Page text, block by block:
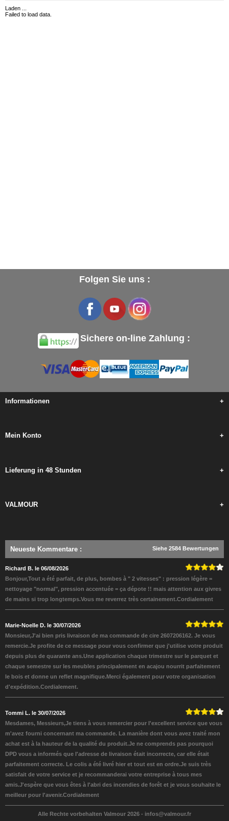
Laden ...
Failed to load data.
Folgen Sie uns :
Sichere on-line Zahlung :
Informationen +
Mein Konto +
Lieferung in 48 Stunden +
VALMOUR +
Neueste Kommentare : Siehe 2584 Bewertungen
Richard B. le 06/08/2026
Bonjour,Tout a été parfait, de plus, bombes à " 2 vitesses" : pression légère =
nettoyage "normal", pression accentuée = ça dépote !! mais attention aux givres
de mains si trop longtemps.Vous me reverrez très certainement.Cordialement
Marie-Noelle D. le 30/07/2026
Monsieur,J'ai bien pris livraison de ma commande de cire 2607206162. Je vous
remercie.Je profite de ce message pour vous confirmer que j'utilise votre produit
depuis plus de quarante ans.Une application chaque trimestre sur le parquet et
chaque semestre sur les meubles principalement en acajou nourrit parfaitement
le bois et donne un reflet magnifique.Merci également pour votre organisation
d'expédition.Cordialement.
Tommi L. le 30/07/2026
Mesdames, Messieurs,Je tiens à vous remercier pour l'excellent service que vous
m'avez fourni concernant ma commande. La manière dont vous avez traité mon
achat est à la hauteur de la qualité du produit.Je ne comprends pas pourquoi
DPD vous a informés que l'adresse de livraison était incorrecte, car elle était
parfaitement correcte. Le colis a été livré hier et tout est en ordre.Je suis très
satisfait de votre service et je recommanderai votre entreprise à tous mes
amis.J'espère que vous êtes à l'abri des incendies de forêt et je vous souhaite le
meilleur pour l'avenir.Cordialement
Alle Rechte vorbehalten Valmour 2026 - infos@valmour.fr